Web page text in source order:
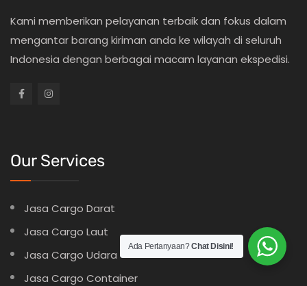
Kami memberikan pelayanan terbaik dan fokus dalam
mengantar barang kiriman anda ke wilayah di seluruh
Indonesia dengan berbagai macam layanan ekspedisi.
Our Services
Jasa Cargo Darat
Jasa Cargo Laut
Jasa Cargo Udara
Jasa Cargo Container
Ada Pertanyaan?Chat Disini!